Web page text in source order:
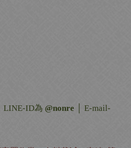
LINE-ID為 @nonre │ E-mail-